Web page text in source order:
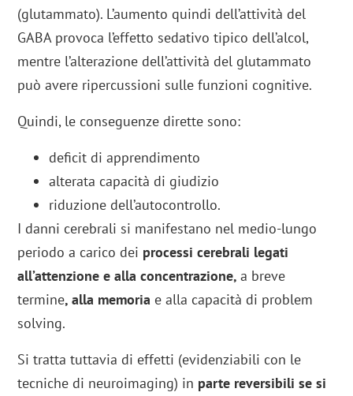
(glutammato). L’aumento quindi dell’attività del
GABA provoca l’effetto sedativo tipico dell’alcol,
mentre l’alterazione dell’attività del glutammato
può avere ripercussioni sulle funzioni cognitive.
Quindi, le conseguenze dirette sono:
deficit di apprendimento
alterata capacità di giudizio
riduzione dell’autocontrollo.
I danni cerebrali si manifestano nel medio-lungo
periodo a carico dei processi cerebrali legati
all’attenzione e alla concentrazione,a breve
termine, alla memoria e alla capacità di problem
solving.
Si tratta tuttavia di effetti (evidenziabili con le
tecniche di neuroimaging) in parte reversibili se si